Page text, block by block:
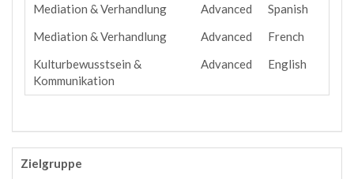
Mediation & Verhandlung
Advanced
Spanish
Mediation & Verhandlung
Advanced
French
Kulturbewusstsein &
Kommunikation
Advanced English
Zielgruppe